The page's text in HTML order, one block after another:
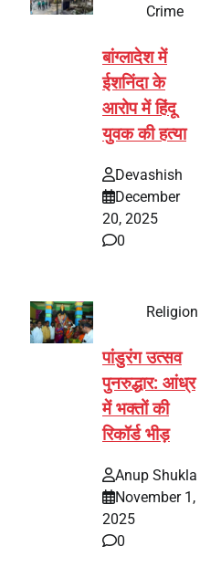
Crime
बांग्लादेश में
ईशनिंदा के
आरोप में हिंदू
युवक की हत्या
Devashish
December
20, 2025
0
Religion
पांडुरंग उत्सव
पुनरुद्धार: आंध्र
में भक्तों की
रिकॉर्ड भीड़
Anup Shukla
November 1,
2025
0